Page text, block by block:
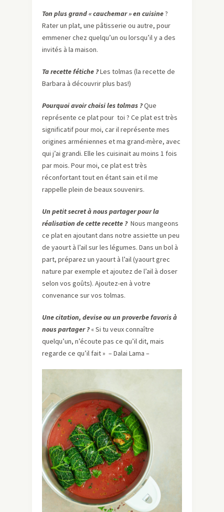
Ton plus grand « cauchemar » en cuisine?
Rater un plat, une pâtisserie ou autre, pour
emmener chez quelqu’un ou lorsqu’il y a des
invités à la maison.
Ta recette fétiche ?Les tolmas (la recette de
Barbara à découvrir plus bas!)
Pourquoi avoir choisi les tolmas ?Que
représente ce plat pour toi ? Ce plat est très
significatif pour moi, car il représente mes
origines arméniennes et ma grand-mère, avec
qui j’ai grandi. Elle les cuisinait au moins 1 fois
par mois. Pour moi, ce plat est très
réconfortant tout en étant sain et il me
rappelle plein de beaux souvenirs.
Un petit secret à nous partager pour la
réalisation de cette recette ?Nous mangeons
ce plat en ajoutant dans notre assiette un peu
de yaourt à l’ail sur les légumes. Dans un bol à
part, préparez un yaourt à l’ail (yaourt grec
nature par exemple et ajoutez de l’ail à doser
selon vos goûts). Ajoutez-en à votre
convenance sur vos tolmas.
Une citation, devise ou un proverbe favoris à
nous partager ?« Si tu veux connaître
quelqu’un, n’écoute pas ce qu’il dit, mais
regarde ce qu’il fait » – Dalai Lama –